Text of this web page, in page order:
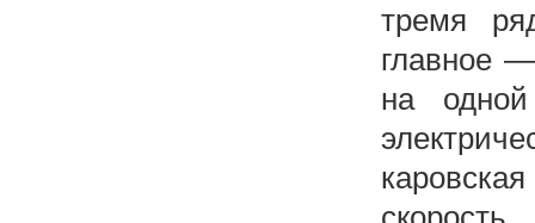
тремя
главное
на